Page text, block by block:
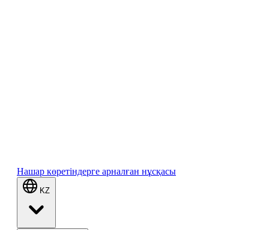
Нашар көретіндерге арналған нұсқасы
KZ